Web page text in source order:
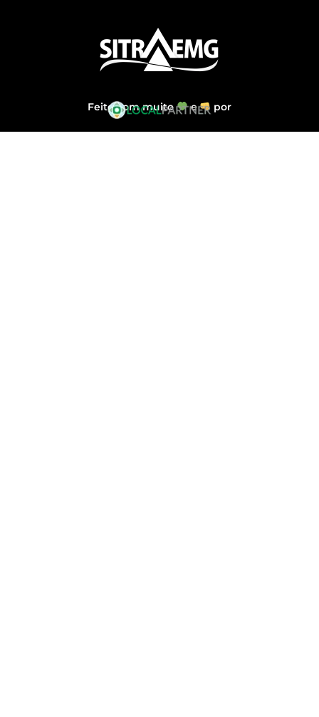
Feito com muito e por